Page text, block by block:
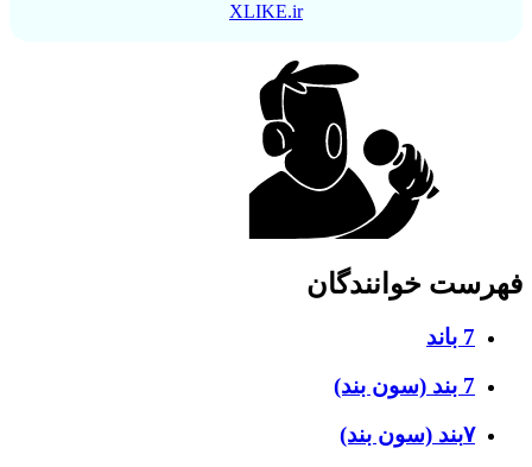
XLIKE.ir
فهرست خوانندگان
7 باند
7 بند (سون بند)
۷بند (سون بند)